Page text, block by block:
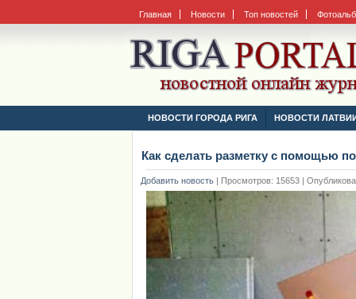
Главная Новости Топ новостей
НОВОСТИ ГОРОДА РИГА НОВОСТИ
Как сделать разметку с помощью
Добавить новость | Просмотров: 15653 |